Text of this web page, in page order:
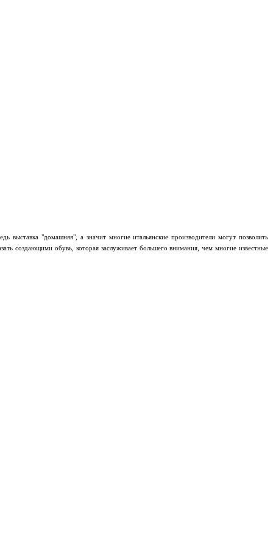
выставка "домашняя", а значит многие итальянские производители могут позволить
создающими обувь, которая заслуживает большего внимания, чем многие известные